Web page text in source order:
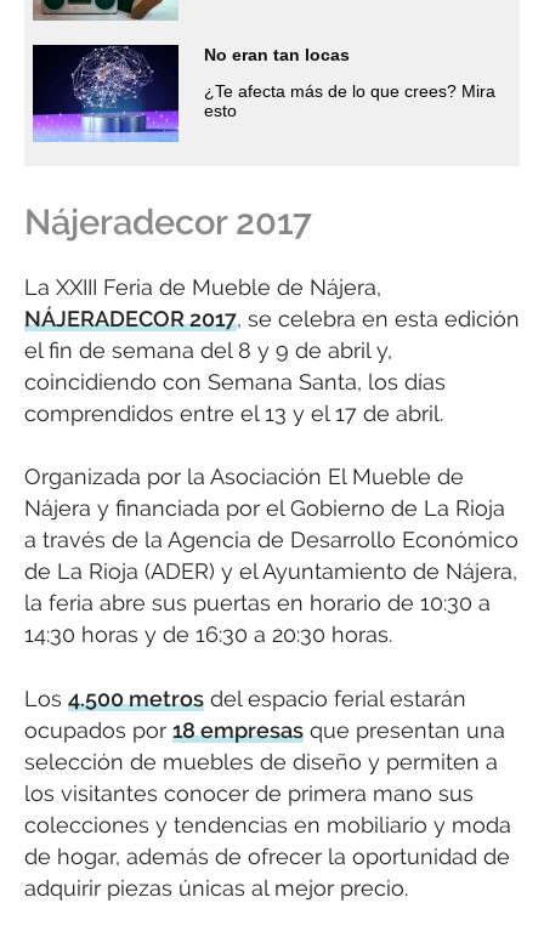
No eran tan locas
¿Te afecta más de lo que crees? Mira
esto
Nájeradecor 2017
La XXIII Feria de Mueble de Nájera,
NÁJERADECOR 2017, se celebra en esta edición
el fin de semana del 8 y 9 de abril y,
coincidiendo con Semana Santa, los días
comprendidos entre el 13 y el 17 de abril.
Organizada por la Asociación El Mueble de
Nájera y financiada por el Gobierno de La Rioja
a través de la Agencia de Desarrollo Económico
de La Rioja (ADER) y el Ayuntamiento de Nájera,
la feria abre sus puertas en horario de 10:30 a
14:30 horas y de 16:30 a 20:30 horas.
Los 4.500 metros del espacio ferial estarán
ocupados por 18 empresas que presentan una
selección de muebles de diseño y permiten a
los visitantes conocer de primera mano sus
colecciones y tendencias en mobiliario y moda
de hogar, además de ofrecer la oportunidad de
adquirir piezas únicas al mejor precio.